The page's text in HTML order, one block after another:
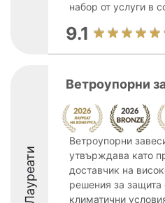
набор от услуги в
9.1
Лауреати
Ветроупорни
Ветроупорни
утвърждава като
доставчик на
решения за защита
климатични